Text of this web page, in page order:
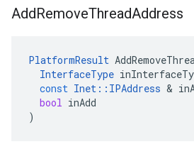
AddRemoveThreadAddress
PlatformResult
InterfaceType
const Inet :: IPAddress &
bool inAdd
)